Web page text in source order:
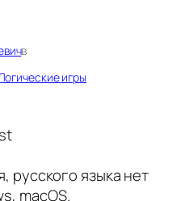
в
игры
русского языка нет
macOS.